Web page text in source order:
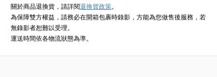
關於商品退換貨，請詳閱退換貨政策。
為保障雙方權益，請務必在開箱包裹時錄影，方能為您做售後服務，若
無錄影者恕難以受理。
運送時間依各物流狀態為準。